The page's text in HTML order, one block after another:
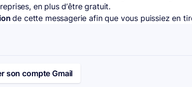
en plus d’être gratuit.
de cette messagerie afin que vous puissiez en
son compte Gmail